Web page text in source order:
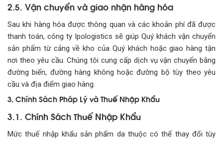
2.5. Vận chuyển và giao nhận hàng hóa
Sau khi hàng hóa được thông quan và các khoản phí đã được
thanh toán, công ty Ipologistics sẽ giúp Quý khách vận chuyển
sản phẩm từ cảng về kho của Quý khách hoặc giao hàng tận
nơi theo yêu cầu. Chúng tôi cung cấp dịch vụ vận chuyển bằng
đường biển, đường hàng không hoặc đường bộ tùy theo yêu
cầu và địa điểm giao hàng.
3. Chính Sách Pháp Lý và Thuế Nhập Khẩu
3.1. Chính Sách Thuế Nhập Khẩu
Mức thuế nhập khẩu sản phẩm da thuộc có thể thay đổi tùy